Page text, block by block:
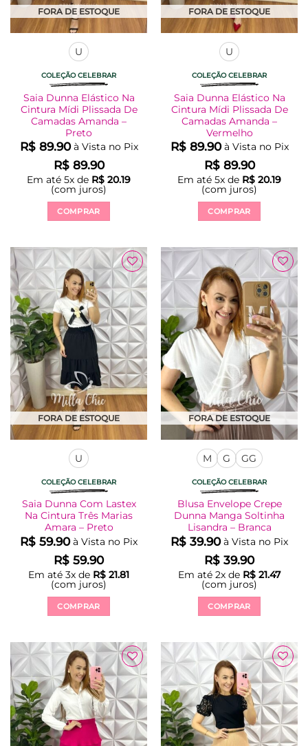
produto
produto
FORA DE ESTOQUE
U
COLEÇÃO CELEBRAR
Saia Dunna Elástico Na
Cintura Mídi Plissada De
Camadas Amanda –
Preto
R$89.90 à Vista no Pix
R$89.90
Em até 5x de R$ 20.19
(com juros)
COMPRAR
tem
várias
variantes.
As
opções
podem
escolhidas
na
página
do
produto
FORA DE ESTOQUE
U
COLEÇÃO CELEBRAR
Saia Dunna Elástico Na
Cintura Mídi Plissada De
Camadas Amanda –
Vermelho
R$89.90 à Vista no Pix
R$89.90
Em até 5x de R$ 20.19
(com juros)
COMPRAR
tem
várias
variantes.
As
opções
podem
ser
escolhidas
na
página
do
produto
Adicionar
à Lista
FORA DE ESTOQUE
U
COLEÇÃO CELEBRAR
Saia Dunna Com Lastex
Na Cintura Três Marias
Amara – Preto
R$ 59.90 à Vista no Pix
R$ 59.90
Em até 3x de R$ 21.81
(com juros)
COMPRAR
tem
várias
variantes.
As
opções
podem
Adicionar
à Lista
FORA DE ESTOQUE
M G GG
COLEÇÃO CELEBRAR
Blusa Envelope Crepe
Dunna Manga Soltinha
Lisandra – Branca
R$ 39.90 à Vista no Pix
R$ 39.90
Em até 2x de R$ 21.47
(com juros)
COMPRAR
tem
várias
variantes.
As
opções
podem
ser
Adicionar
à Lista
Adicionar
à Lista